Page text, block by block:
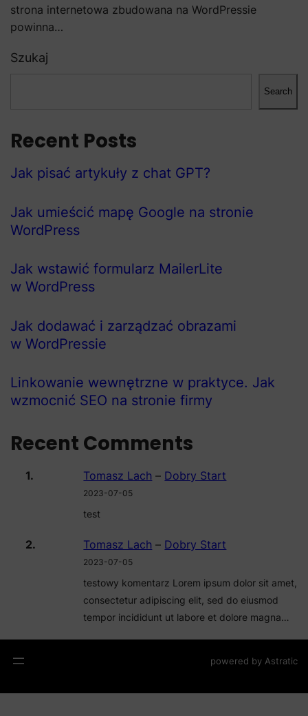
strona internetowa zbudowana na WordPressie
powinna…
Szukaj
Search
Recent Posts
Jak pisać artykuły z chat GPT?
Jak umieścić mapę Google na stronie
WordPress
Jak wstawić formularz MailerLite
w WordPress
Jak dodawać i zarządzać obrazami
w WordPressie
Linkowanie wewnętrzne w praktyce. Jak
wzmocnić SEO na stronie firmy
Recent Comments
Tomasz Lach – Dobry Start
2023-07-05
test
Tomasz Lach – Dobry Start
2023-07-05
testowy komentarz Lorem ipsum dolor sit amet,
consectetur adipiscing elit, sed do eiusmod
tempor incididunt ut labore et dolore magna…
powered by Astratic